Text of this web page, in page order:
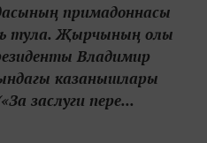
примадоннасы
тула. Җырчының олы
Владимир
казанышлары
заслуги пере...